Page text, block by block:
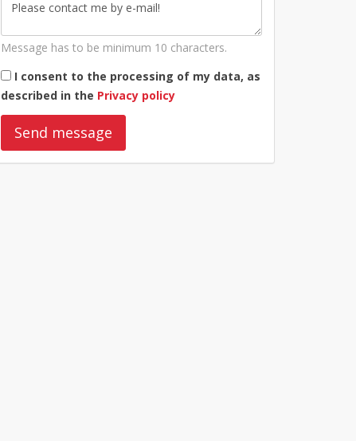
Message has to be minimum 10 characters.
I consent to the processing of my data, as
described in the Privacy policy
Send message